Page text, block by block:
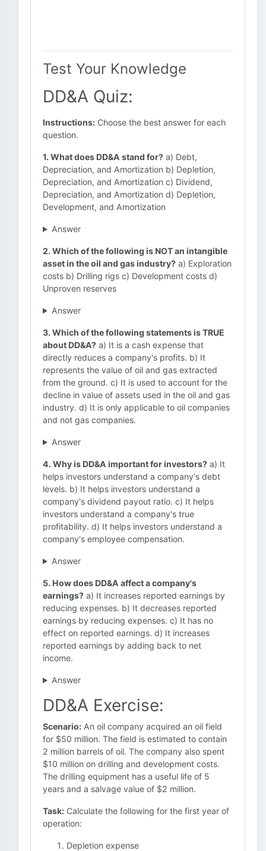
Test Your Knowledge
DD&A Quiz:
Instructions: Choose the best answer for each
question.
1. What does DD&A stand for? a) Debt,
Depreciation, and Amortization b) Depletion,
Depreciation, and Amortization c) Dividend,
Depreciation, and Amortization d) Depletion,
Development, and Amortization
Answer
2. Which of the following is NOT an intangible
asset in the oil and gas industry? a) Exploration
costs b) Drilling rigs c) Development costs d)
Unproven reserves
Answer
3. Which of the following statements is TRUE
about DD&A? a) It is a cash expense that
directly reduces a company's profits. b) It
represents the value of oil and gas extracted
from the ground. c) It is used to account for the
decline in value of assets used in the oil and gas
industry. d) It is only applicable to oil companies
and not gas companies.
Answer
4. Why is DD&A important for investors? a) It
helps investors understand a company's debt
levels. b) It helps investors understand a
company's dividend payout ratio. c) It helps
investors understand a company's true
profitability. d) It helps investors understand a
company's employee compensation.
Answer
5. How does DD&A affect a company's
earnings? a) It increases reported earnings by
reducing expenses. b) It decreases reported
earnings by reducing expenses. c) It has no
effect on reported earnings. d) It increases
reported earnings by adding back to net
income.
Answer
DD&A Exercise:
Scenario: An oil company acquired an oil field
for $50 million. The field is estimated to contain
2 million barrels of oil. The company also spent
$10 million on drilling and development costs.
The drilling equipment has a useful life of 5
years and a salvage value of $2 million.
Task: Calculate the following for the first year of
operation:
Depletion expense